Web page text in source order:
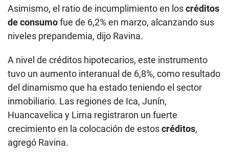
Asimismo, el ratio de incumplimiento en loscréditos
de consumofue de 6,2% en marzo, alcanzando sus
niveles prepandemia, dijo Ravina.
A nivel de créditos hipotecarios, este instrumento
tuvo un aumento interanual de 6,8%, como resultado
del dinamismo que ha estado teniendo el sector
inmobiliario. Las regiones de Ica, Junín,
Huancavelica y Lima registraron un fuerte
crecimiento en la colocación de estoscréditos,
agregó Ravina.